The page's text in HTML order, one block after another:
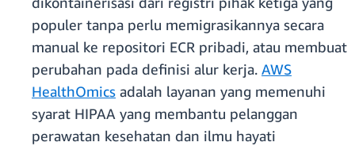
populer tanpa perlu memigrasikannya secara
manual ke repositori ECR pribadi, atau membuat
perubahan pada definisi alur kerja. AWS
HealthOmics adalah layanan yang memenuhi
syarat HIPAA yang membantu pelanggan
perawatan kesehatan dan ilmu hayati